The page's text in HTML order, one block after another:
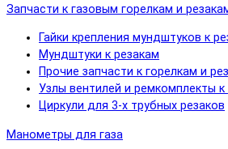
Запчасти к газовым горелкам и
Гайки крепления мундштуков к
Мундштуки к резакам
Прочие запчасти к горелкам и
Узлы вентилей и ремкомплекты к
Циркули для 3-х трубных резаков
Манометры для газа